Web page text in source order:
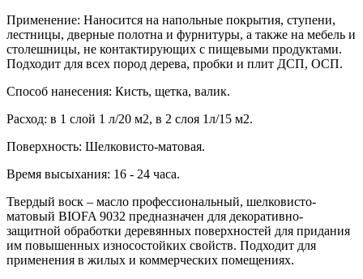
Применение: Наносится на напольные покрытия, ступени,
лестницы, дверные полотна и фурнитуры, а также на мебель и
столешницы, не контактирующих с пищевыми продуктами.
Подходит для всех пород дерева, пробки и плит ДСП, ОСП.
Способ нанесения: Кисть, щетка, валик.
Расход: в 1 слой 1 л/20 м2, в 2 слоя 1л/15 м2.
Поверхность: Шелковисто-матовая.
Время высыхания: 16 - 24 часа.
Твердый воск – масло профессиональный, шелковисто-
матовый BIOFA 9032 предназначен для декоративно-
защитной обработки деревянных поверхностей для придания
им повышенных износостойких свойств. Подходит для
применения в жилых и коммерческих помещениях.